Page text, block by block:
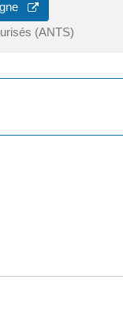
(ANTS)